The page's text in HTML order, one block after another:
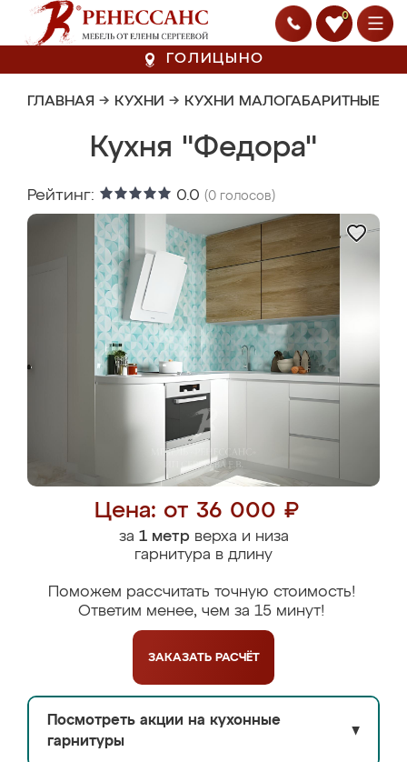
0
ГОЛИЦЫНО
ГЛАВНАЯ → КУХНИ → КУХНИ МАЛОГАБАРИТНЫЕ
Кухня "Федора"
Рейтинг: 0.0 (0 голосов)
Цена: от 36 000 ₽
за 1 метрверха и низа
гарнитура в длину
Поможем рассчитать точную стоимость!
Ответим менее, чем за 15 минут!
ЗАКАЗАТЬ РАСЧЁТ
Посмотреть акции на кухонные
гарнитуры
▼